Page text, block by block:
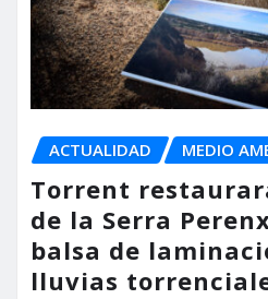
ACTUALIDAD MEDIO
Torrent
de la Serra
balsa de
lluvias